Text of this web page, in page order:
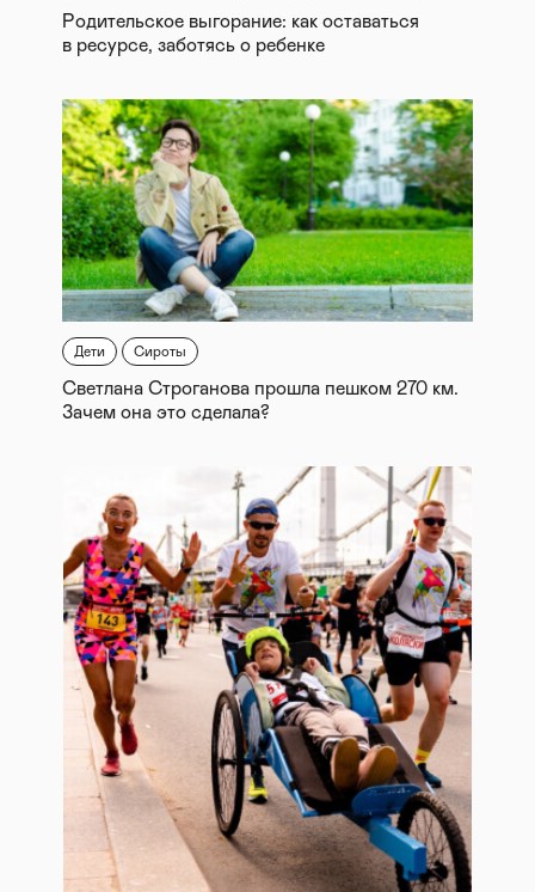
Родительское выгорание: как оставаться
в ресурсе, заботясь о ребенке
Дети Сироты
Светлана Строганова прошла пешком 270 км.
Зачем она это сделала?